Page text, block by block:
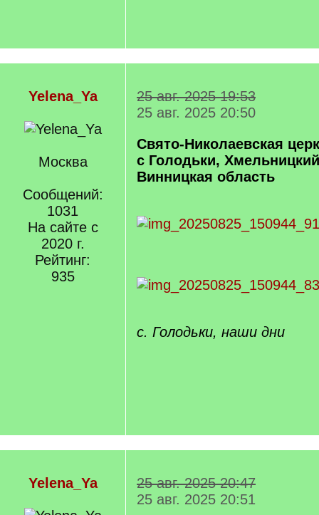
Yelena_Ya
Москва
Сообщений:
1031
На сайте с
2020 г.
Рейтинг:
935
25 авг. 2025 19:53
25 авг. 2025 20:50
Свято-Николаевская
с Голодьки,
Винницкая область
с. Голодьки, наши дни
Yelena_Ya
25 авг. 2025 20:47
25 авг. 2025 20:51